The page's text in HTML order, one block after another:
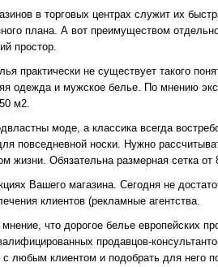
в торговых центрах служит их
плана. А вот преимуществом
простор.
практически не существует такого
одежда и мужское белье. По мнению
м2.
моде, а классика всегда
повседневной носки. Нужно
жизни. Обязательна размерная сетка от
Вашего магазина. Сегодня не
клиентов (рекламные агентства.
что дорогое белье европейских
продавцов-
любым клиентом и подобрать для него